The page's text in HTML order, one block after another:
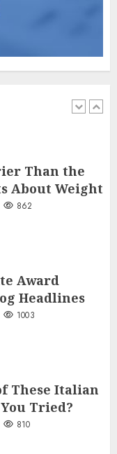
the
of World
Than the
About Weight
862
Award
Headlines
1003
These Italian
Tried?
810